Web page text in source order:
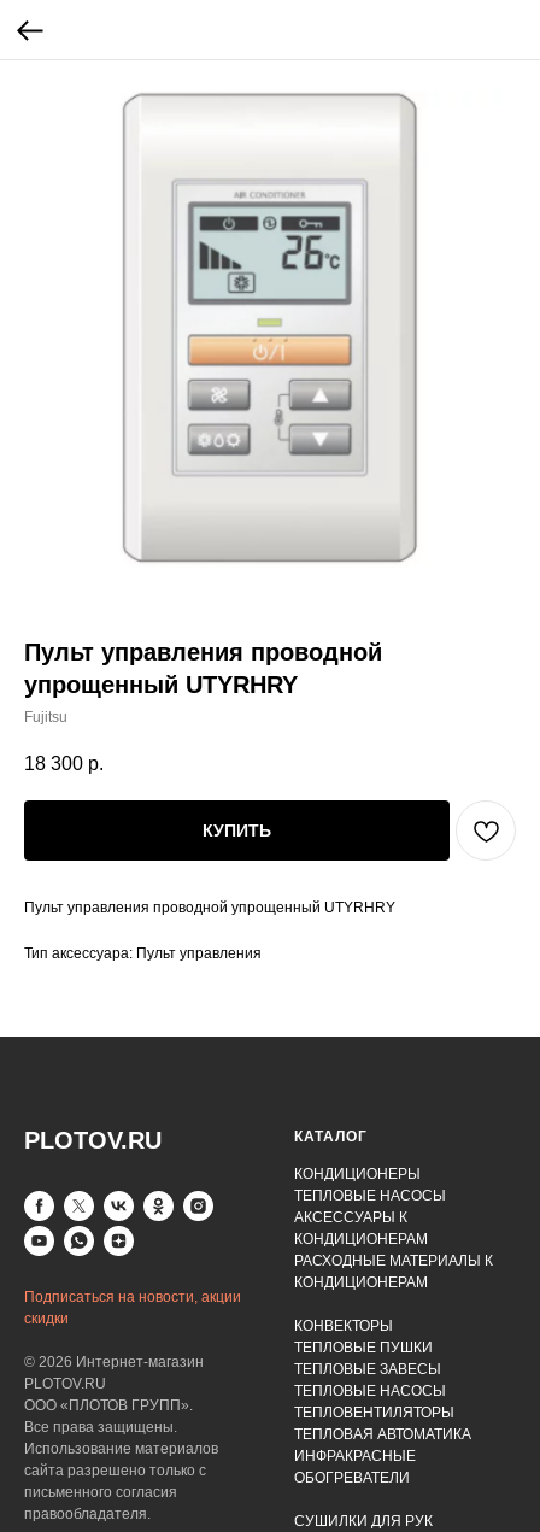
Пульт управления проводной
упрощенный UTYRHRY
Fujitsu
18 300 р.
КУПИТЬ
Пульт управления проводной упрощенный UTYRHRY
Тип аксессуара: Пульт управления
PLOTOV.RU
Подписаться на новости, акции
скидки
© 2026 Интернет-магазин
PLOTOV.RU
ООО «ПЛОТОВ ГРУПП».
Все права защищены.
Использование материалов
сайта разрешено только с
письменного согласия
правообладателя.
КАТАЛОГ
КОНДИЦИОНЕРЫ
ТЕПЛОВЫЕ НАСОСЫ
АКСЕССУАРЫ К
КОНДИЦИОНЕРАМ
РАСХОДНЫЕ МАТЕРИАЛЫ К
КОНДИЦИОНЕРАМ
КОНВЕКТОРЫ
ТЕПЛОВЫЕ ПУШКИ
ТЕПЛОВЫЕ ЗАВЕСЫ
ТЕПЛОВЫЕ НАСОСЫ
ТЕПЛОВЕНТИЛЯТОРЫ
ТЕПЛОВАЯ АВТОМАТИКА
ИНФРАКРАСНЫЕ
ОБОГРЕВАТЕЛИ
СУШИЛКИ ДЛЯ РУК